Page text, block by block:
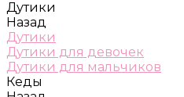
Дутики
Назад
Дутики
Дутики для девочек
Дутики для мальчиков
Кеды